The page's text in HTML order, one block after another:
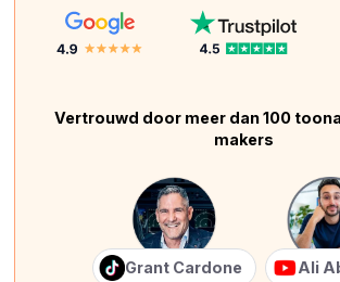
Vertrouwd door meer dan 100
makers
Grant Cardone Ali